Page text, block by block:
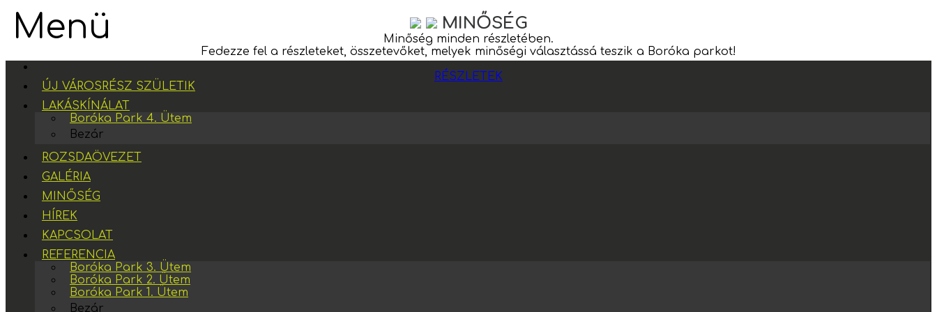
Menü
ÚJ VÁROSRÉSZ SZÜLETIK
LAKÁSKÍNÁLAT
Boróka Park 4. Ütem
Bezár
ROZSDAÖVEZET
GALÉRIA
MINŐSÉG
HÍREK
KAPCSOLAT
REFERENCIA
Boróka Park 3. Ütem
Boróka Park 2. Ütem
Boróka Park 1. Ütem
Bezár
MINŐSÉG
Minőség minden részletében.
Fedezze fel a részleteket, összetevőket, melyek minőségi választássá teszik a Boróka parkot!
RÉSZLETEK